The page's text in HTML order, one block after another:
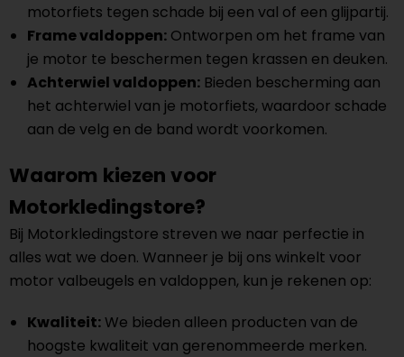
motorfiets tegen schade bij een val of een glijpartij.
Frame valdoppen: Ontworpen om het frame van
je motor te beschermen tegen krassen en deuken.
Achterwiel valdoppen: Bieden bescherming aan
het achterwiel van je motorfiets, waardoor schade
aan de velg en de band wordt voorkomen.
Waarom kiezen voor
Motorkledingstore?
Bij Motorkledingstore streven we naar perfectie in
alles wat we doen. Wanneer je bij ons winkelt voor
motor valbeugels en valdoppen, kun je rekenen op:
Kwaliteit:We bieden alleen producten van de
hoogste kwaliteit van gerenommeerde merken.